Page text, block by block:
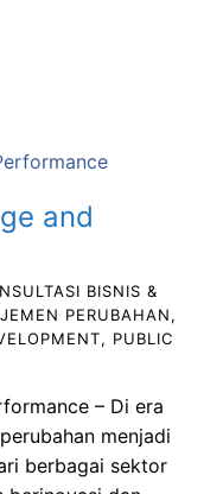
and
BISNIS &
PERUBAHAN,
, PUBLIC
– Di era
menjadi
berbagai sektor